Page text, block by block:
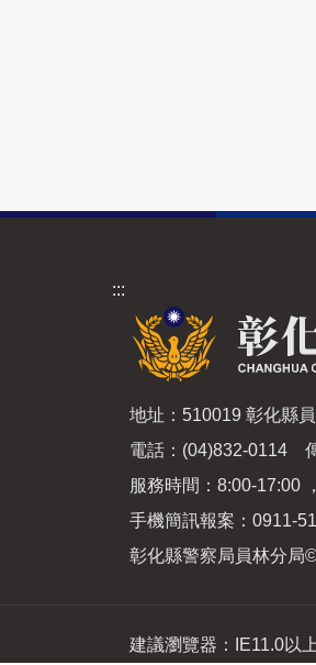
:::
地址：510019 彰化縣
電話：(04)832-0114
服務時間：8:00-17:00 ，
手機簡訊報案：0911-
彰化縣警察局員林分局
建議瀏覽器：IE11.0以